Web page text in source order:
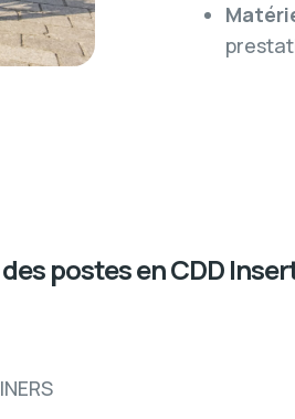
postes en CDD